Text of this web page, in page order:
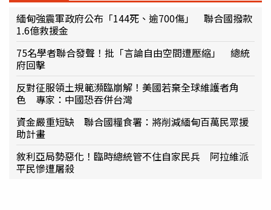
緬甸強震軍政府公布「144死、逾700傷」 聯合國撥款
1.6億救援金
75名學者聯合發聲！批「言論自由空間遭壓縮」 總統
府回擊
反對征服領土規範瀕臨崩解！美國若棄全球維護者角
色 專家：中國恐吞併台灣
資金嚴重短缺 聯合國糧食署：將削減緬甸百萬民眾援
助計畫
敘利亞局勢惡化！臨時總統管不住自家民兵 阿拉維派
平民慘遭屠殺